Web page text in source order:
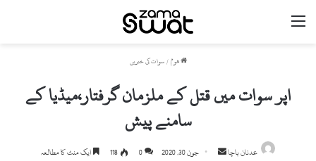
مینو
ھوم / سوات کی خبریں
اپر سوات میں قتل کے ملزمان گرفتار،میڈیا کے
سامنے پیش
عدنان باچا
Send جون 30, 2020 0
118 ایک منٹ کا مطالعہ